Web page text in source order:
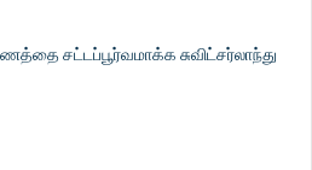
சட்டப்பூர்வமாக்க சுவிட்சர்லாந்து